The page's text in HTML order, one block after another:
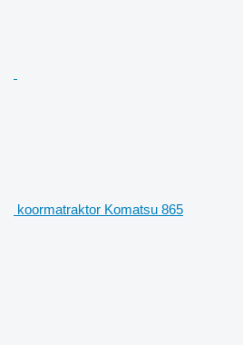
koormatraktor Komatsu 865